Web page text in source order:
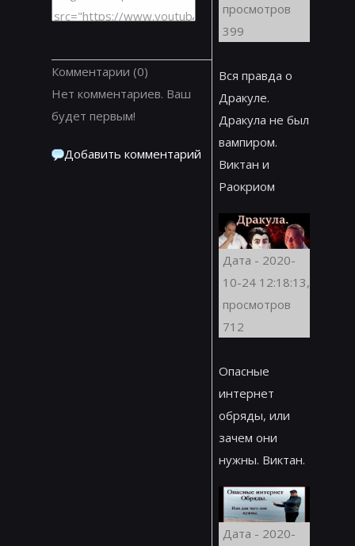
Комментарии (0)
Нет комментариев. Ваш
будет первым!
Добавить комментарий
просмотров
399
Вся правда о
Дракуле.
Дракула не был
вампиром.
Виктан и
Раокриом
Дата - 2020-
10-24 12:18:13,
просмотров
712
Опасные
интернет
обряды, или
зачем они
нужны. Виктан.
Дата - 2020-